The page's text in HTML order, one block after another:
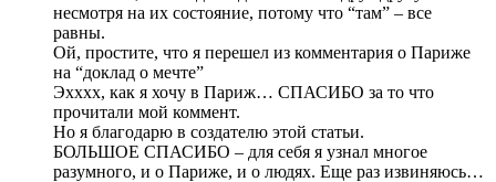
несмотря на их состояние, потому что “там” – все
равны.
Ой, простите, что я перешел из комментария о Париже
на “доклад о мечте”
Эхххх, как я хочу в Париж… СПАСИБО за то что
прочитали мой коммент.
Но я благодарю в создателю этой статьи.
БОЛЬШОЕ СПАСИБО – для себя я узнал многое
разумного, и о Париже, и о людях. Еще раз извиняюсь…